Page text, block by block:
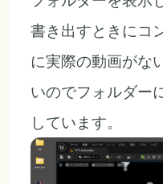
書き出すときにコ
に実際の動画がな
いのでフォルダー
しています。